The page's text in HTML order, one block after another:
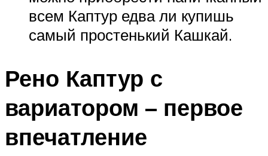
всем Каптур едва ли купишь
самый простенький Кашкай.
Рено Каптур с
вариатором – первое
впечатление